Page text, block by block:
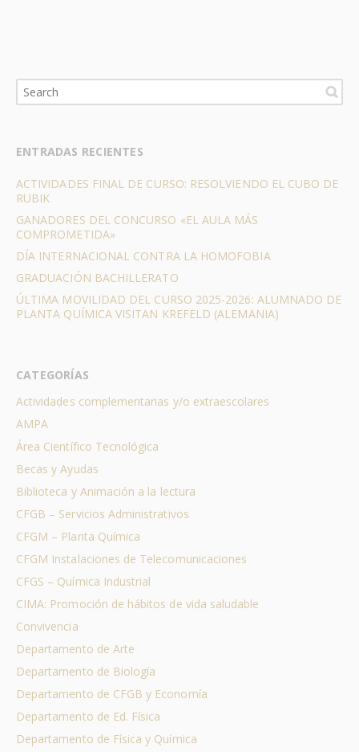
ENTRADAS RECIENTES
ACTIVIDADES FINAL DE CURSO: RESOLVIENDO EL CUBO DE
RUBIK
GANADORES DEL CONCURSO «EL AULA MÁS
COMPROMETIDA»
DÍA INTERNACIONAL CONTRA LA HOMOFOBIA
GRADUACIÓN BACHILLERATO
ÚLTIMA MOVILIDAD DEL CURSO 2025-2026: ALUMNADO DE
PLANTA QUÍMICA VISITAN KREFELD (ALEMANIA)
CATEGORÍAS
Actividades complementarias y/o extraescolares
AMPA
Área Científico Tecnológica
Becas y Ayudas
Biblioteca y Animación a la lectura
CFGB – Servicios Administrativos
CFGM – Planta Química
CFGM Instalaciones de Telecomunicaciones
CFGS – Química Industrial
CIMA: Promoción de hábitos de vida saludable
Convivencia
Departamento de Arte
Departamento de Biología
Departamento de CFGB y Economía
Departamento de Ed. Física
Departamento de Física y Química